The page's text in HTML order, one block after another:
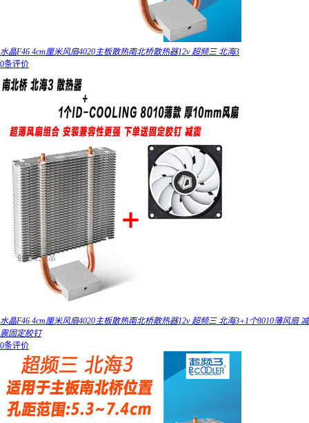
水晶F46 4cm厘米风扇4020主板散热南北桥散热器12v 超频三 北海3
0条评价
水晶F46 4cm厘米风扇4020主板散热南北桥散热器12v 超频三 北海3+1个8010薄风扇 减
震固定胶钉
0条评价